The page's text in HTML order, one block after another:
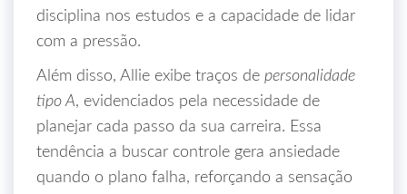
disciplina nos estudos e a capacidade de lidar
com a pressão.
Além disso, Allie exibe traços de personalidade
tipo A, evidenciados pela necessidade de
planejar cada passo da sua carreira. Essa
tendência a buscar controle gera ansiedade
quando o plano falha, reforçando a sensação